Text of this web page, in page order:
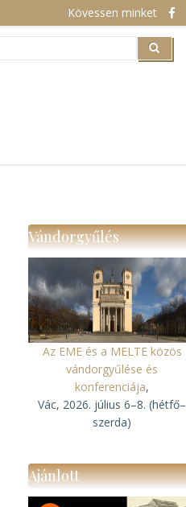
Kövessen minket
Vándorgyűlés
Az EME és a MELTE közös
vándorgyűlése és
konferenciája,
Vác, 2026. július 6–8. (hétfő–
szerda)
Ajánlott